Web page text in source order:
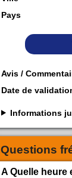
Pays
Avis /
Date de
Informations
Questions
A Quelle heure